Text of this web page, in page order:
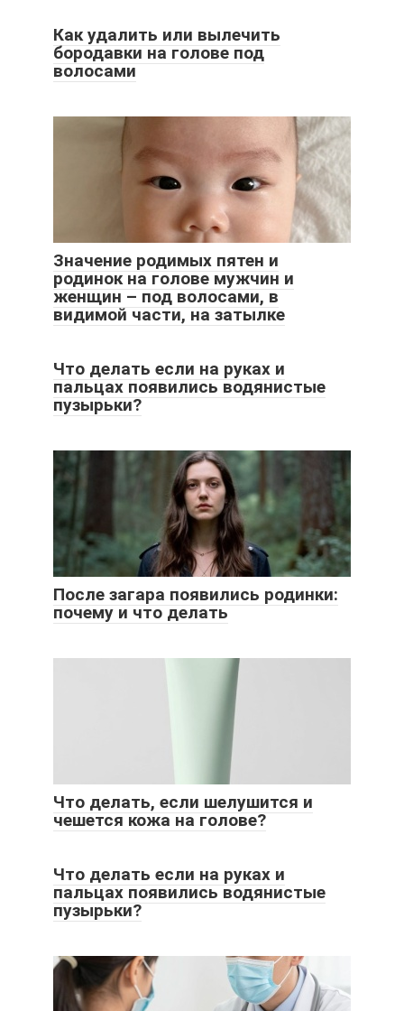
Как удалить или вылечить
бородавки на голове под
волосами
Значение родимых пятен и
родинок на голове мужчин и
женщин – под волосами, в
видимой части, на затылке
Что делать если на руках и
пальцах появились водянистые
пузырьки?
После загара появились родинки:
почему и что делать
Что делать, если шелушится и
чешется кожа на голове?
Что делать если на руках и
пальцах появились водянистые
пузырьки?